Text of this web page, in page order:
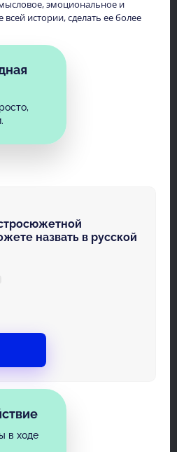
эмоциональное и
истории, сделать ее более
назвать в русской
в ходе